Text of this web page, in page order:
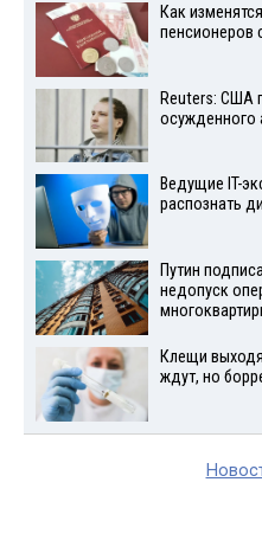
Как
пенсионеров
Reuters: США
осужденного
Ведущие IT-
распознать
Путин
недопуск
Клещи
ждут, но